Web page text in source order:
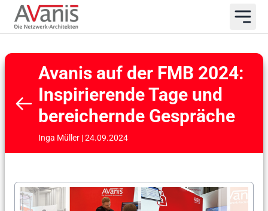
Avanis auf der FMB 2024:
Inspirierende Tage und
bereichernde Gespräche
Inga Müller | 24.09.2024